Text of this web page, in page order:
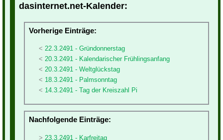
dasinternet.net-Kalender:
Vorherige Einträge:
22.3.2491 - Gründonnerstag
20.3.2491 - Kalendarischer Frühlingsanfang
20.3.2491 - Weltglückstag
18.3.2491 - Palmsonntag
14.3.2491 - Tag der Kreiszahl Pi
Nachfolgende Einträge:
23.3.2491 - Karfreitag